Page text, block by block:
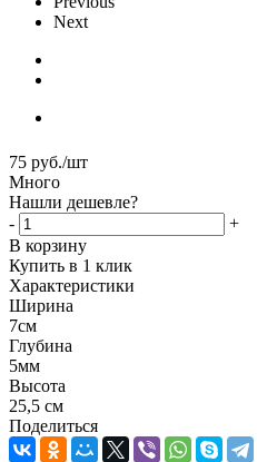
Next
75 руб./шт
Много
Нашли дешевле?
-
+
В корзину
Купить в 1 клик
Характеристики
Ширина
7см
Глубина
5мм
Высота
25,5 см
Поделиться